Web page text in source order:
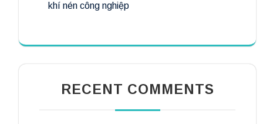
khí nén công nghiệp
RECENT COMMENTS